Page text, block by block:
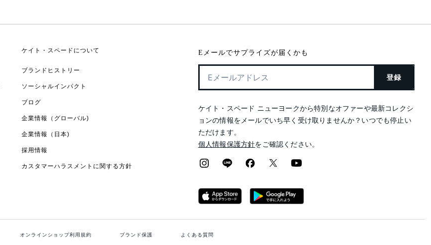
ケイト・スペードについて
ブランドヒストリー
ソーシャルインパクト
ブログ
企業情報（グローバル)
企業情報（日本)
採用情報
カスタマーハラスメントに関する方針
Eメールでサプライズが届くかも
登録
ケイト・スペード ニューヨークから特別なオファーや最新コレクシ
ョンの情報をメールでいち早く受け取りませんか？いつでも停止い
ただけます。
個人情報保護方針をご確認ください。
オンラインショップ利用規約 ブランド保護 よくある質問